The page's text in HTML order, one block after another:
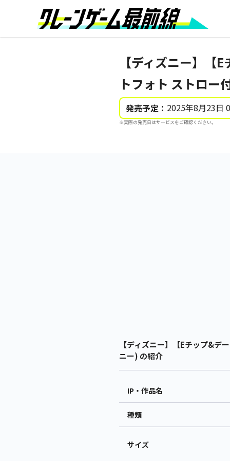
【ディズニー】【
トフォト ストロー
発売予定： 2025年8月23日
※実際の発売日はサービスをご確認ください。
【ディズニー】【Eチップ&デ
ニー) の紹介
IP・作品名
種類
サイズ